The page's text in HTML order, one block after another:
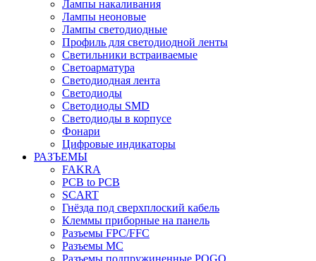
Лампы накаливания
Лампы неоновые
Лампы светодиодные
Профиль для светодиодной ленты
Светильники встраиваемые
Светоарматура
Светодиодная лента
Светодиоды
Светодиоды SMD
Светодиоды в корпусе
Фонари
Цифровые индикаторы
РАЗЪЕМЫ
FAKRA
PCB to PCB
SCART
Гнёзда под сверхплоский кабель
Клеммы приборные на панель
Разъемы FPC/FFC
Разъемы MC
Разъемы подпружиненные POGO